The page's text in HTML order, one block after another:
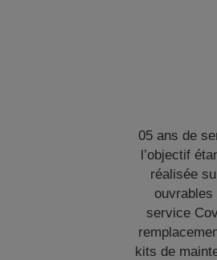
05 ans de
l’objectif
réalisée
ouvrables
service
kits de